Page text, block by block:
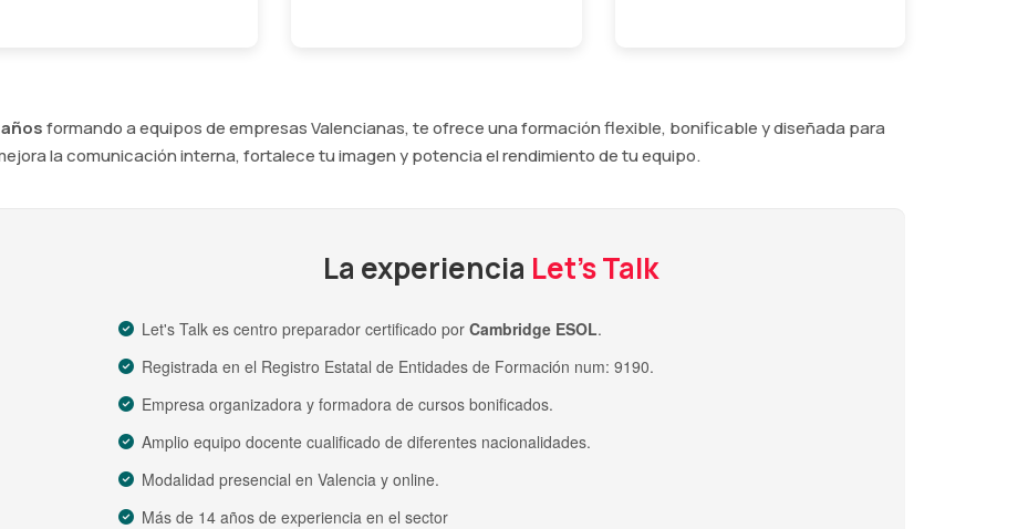
formando a equipos de empresas Valencianas, te ofrece una formación flexible, bonificable y diseñada para
la comunicación interna, fortalece tu imagen y potencia el rendimiento de tu equipo.
La experiencia Let's Talk
Let's Talk es centro preparador certificado por Cambridge ESOL.
Registrada en el Registro Estatal de Entidades de Formación num: 9190.
Empresa organizadora y formadora de cursos bonificados.
Amplio equipo docente cualificado de diferentes nacionalidades.
Modalidad presencial en Valencia y online.
Más de 14 años de experiencia en el sector